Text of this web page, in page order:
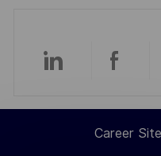
Share
via
via
Career